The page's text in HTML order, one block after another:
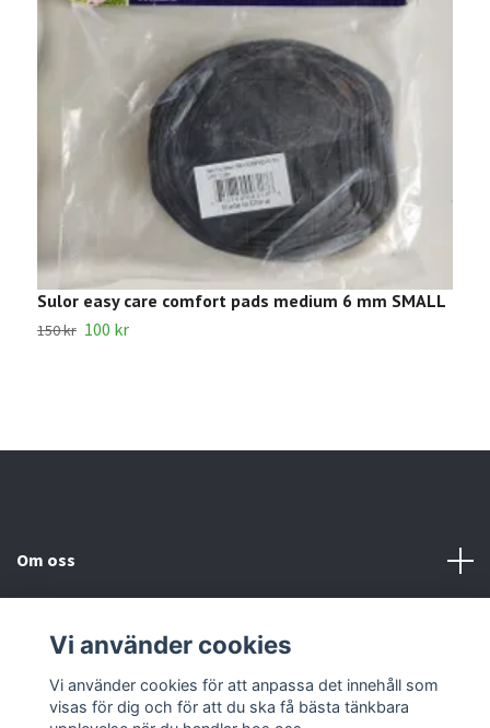
Sulor easy care comfort pads medium 6 mm SMALL
150 kr 100 kr
Om oss
Kontakta oss
Vi använder cookies
Vi använder cookies för att anpassa det innehåll som
visas för dig och för att du ska få bästa tänkbara